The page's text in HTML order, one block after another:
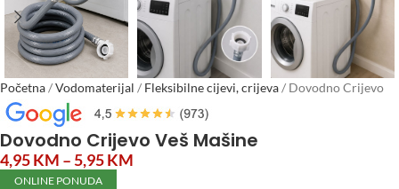
Početna/Vodomaterijal / Fleksibilne cijevi, crijeva/ Dovodno Crijevo
Veš Mašine
Dovodno Crijevo Veš Mašine
4,95KM –5,95KM
ONLINE PONUDA